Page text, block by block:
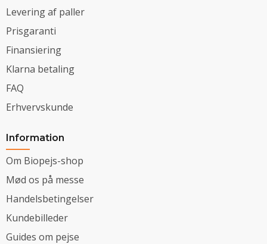
Levering af paller
Prisgaranti
Finansiering
Klarna betaling
FAQ
Erhvervskunde
Information
Om Biopejs-shop
Mød os på messe
Handelsbetingelser
Kundebilleder
Guides om pejse